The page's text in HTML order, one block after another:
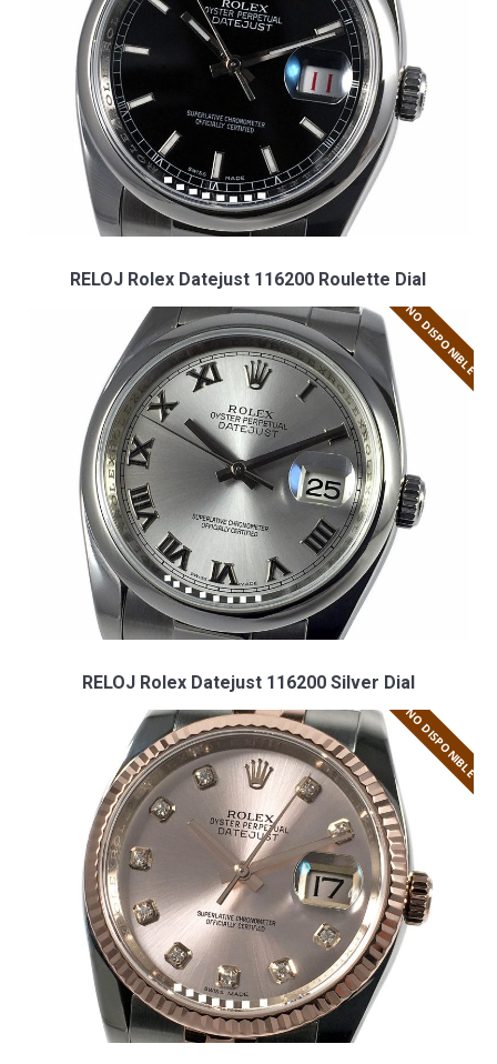
RELOJ Rolex Datejust 116200 Roulette Dial
NO DISPONIBLE
RELOJ Rolex Datejust 116200 Silver Dial
NO DISPONIBLE